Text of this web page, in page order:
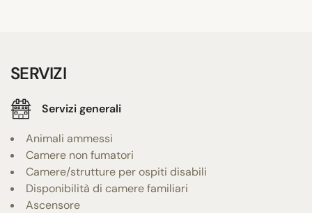
SERVIZI
Servizi generali
Animali ammessi
Camere non fumatori
Camere/strutture per ospiti disabili
Disponibilità di camere familiari
Ascensore